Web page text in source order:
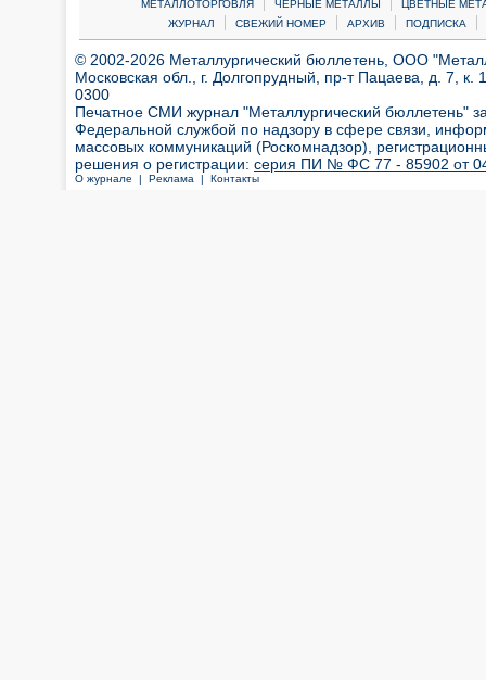
МЕТАЛЛОТОРГОВЛЯ ЧЕРНЫЕ МЕТАЛЛЫ
ЦВЕТНЫЕ
ЖУРНАЛ
| СВЕЖИЙ НОМЕР | АРХИВ | ПОДПИСКА |
© 2002-2026 Металлургический бюллетень, ООО
Московская обл., г. Долгопрудный, пр-т Пацаева, д. 7,
0300
Печатное СМИ журнал "Металлургический бюллетень"
Федеральной службой по надзору в сфере связи,
массовых коммуникаций (Роскомнадзор),
решения о регистрации: серия ПИ № ФС 77 - 85902 от 04
О журнале | Реклама | Контакты